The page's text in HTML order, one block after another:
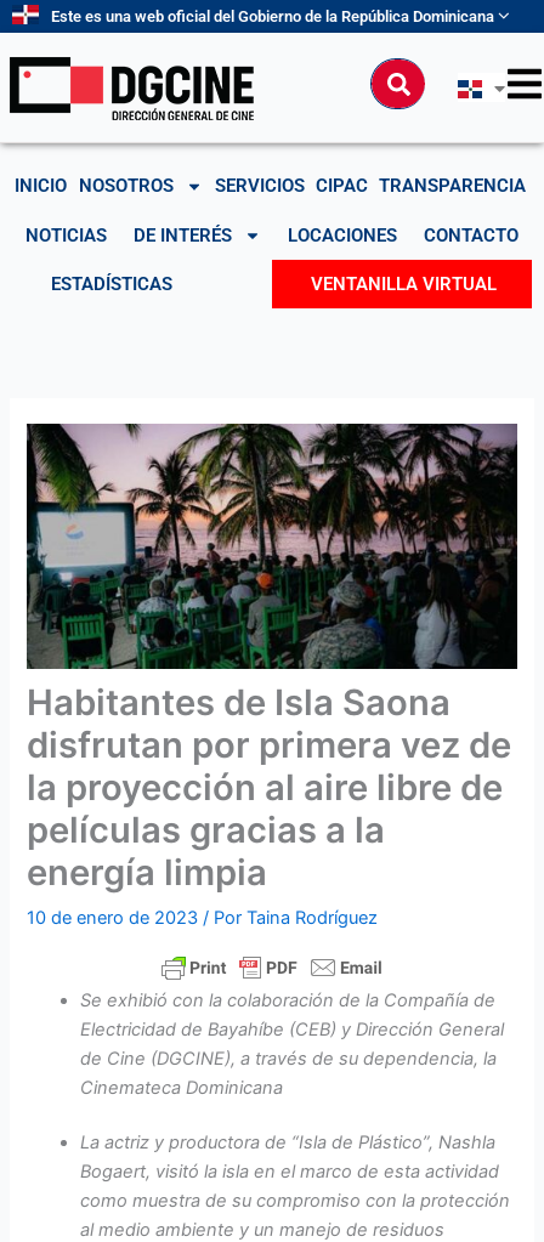
contenido
Este es una web oficial del Gobierno de la República Dominicana
Buscar
INICIO NOSOTROS SERVICIOS CIPAC TRANSPARENCIA
NOTICIAS DE INTERÉS LOCACIONES CONTACTO
ESTADÍSTICAS VENTANILLA VIRTUAL
Habitantes de Isla Saona
disfrutan por primera vez de
la proyección al aire libre de
películas gracias a la
energía limpia
10 de enero de 2023/ PorTaina Rodríguez
Se exhibió con la colaboración de la Compañía de
Electricidad de Bayahíbe (CEB) y Dirección General
de Cine (DGCINE), a través de su dependencia, la
Cinemateca Dominicana
La actriz y productora de “Isla de Plástico”, Nashla
Bogaert, visitó la isla en el marco de esta actividad
como muestra de su compromiso con la protección
al medio ambiente y un manejo de residuos